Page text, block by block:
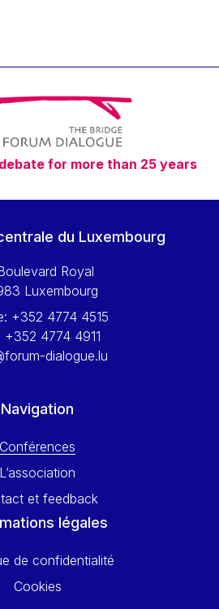
da Silva Caldeira
for more than 25 years
du Luxembourg
Royal
Luxembourg
+352 4774 4515
+352 4774 4911
dialogue.lu
Navigation
Conférences
L’association
et feedback
légales
de confidentialité
Cookies